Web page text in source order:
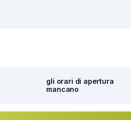
gli orari di apertura
mancano